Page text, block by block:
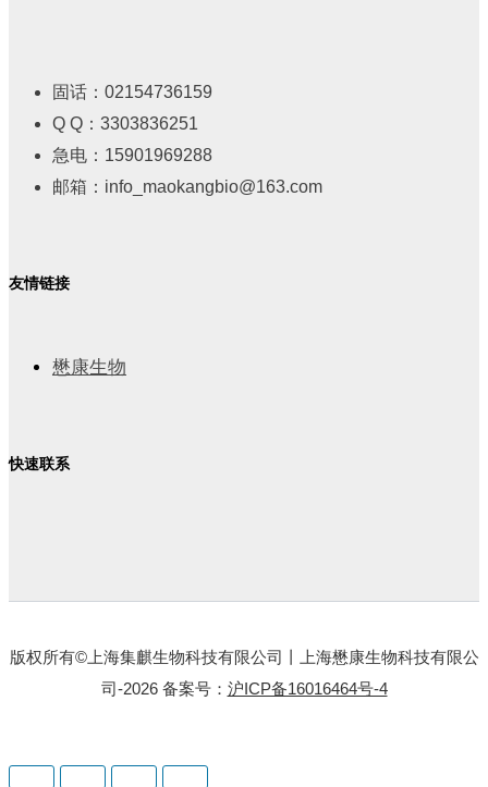
固话：02154736159
Q Q：3303836251
急电：15901969288
邮箱：info_maokangbio@163.com
友情链接
懋康生物
快速联系
版权所有©上海集麒生物科技有限公司丨上海懋康生物科技有限公
司-2026 备案号： 沪ICP备16016464号-4